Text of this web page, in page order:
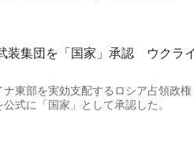
装集団を「国家」承認 ウクライ
東部を実効支配するロシア占領政権
式に「国家」として承認した。